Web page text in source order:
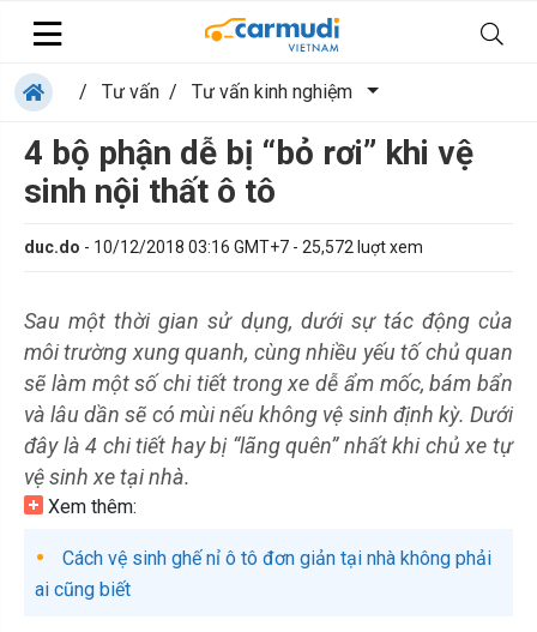
/ Tư vấn / Tư vấn kinh nghiệm
4 bộ phận dễ bị “bỏ rơi” khi vệ
sinh nội thất ô tô
duc.do - 10/12/2018 03:16 GMT+7 - 25,572 luợt xem
Sau một thời gian sử dụng, dưới sự tác động của
môi trường xung quanh, cùng nhiều yếu tố chủ quan
sẽ làm một số chi tiết trong xe dễ ẩm mốc, bám bẩn
và lâu dần sẽ có mùi nếu không vệ sinh định kỳ. Dưới
đây là 4 chi tiết hay bị “lãng quên” nhất khi chủ xe tự
vệ sinh xe tại nhà.
Xem thêm:
Cách vệ sinh ghế nỉ ô tô đơn giản tại nhà không phải
ai cũng biết